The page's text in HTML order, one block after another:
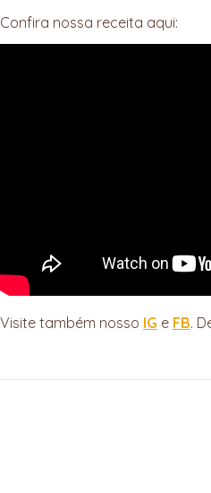
Confira nossa receita aqui:
Visite também nosso IG e FB.